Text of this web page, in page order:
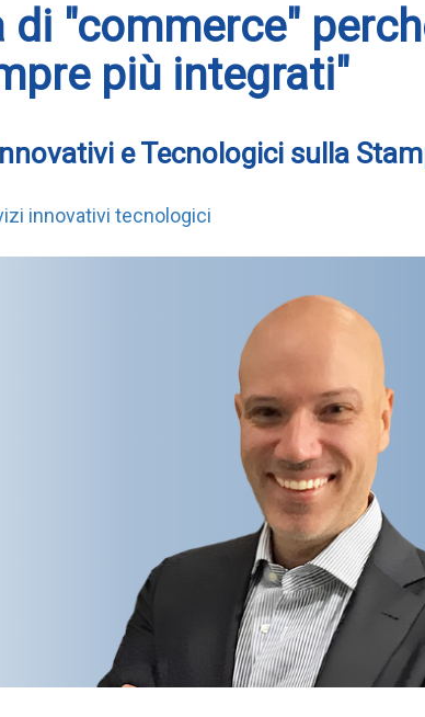
di "commerce"
più integrati"
e Tecnologici sulla
innovativi tecnologici